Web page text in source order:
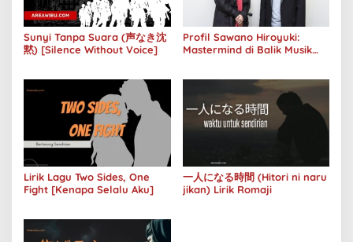
Sunyi Tanpa Suara (声なき沈
黙) [Silence Without Voice]
Profil Sawano Hiroyuki:
Mastermind di Balik Musik
Lirik Lagu Two Sides, One
Fight [Kenapa Selalu Aku]
一人になる時間 (Hitori ni naru
jikan) Lirik Romaji